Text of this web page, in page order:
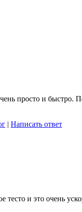
просто и
| Написать ответ
и это очень